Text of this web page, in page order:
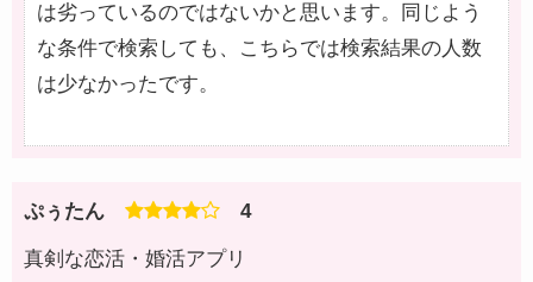
は劣っているのではないかと思います。同じよう
な条件で検索しても、こちらでは検索結果の人数
は少なかったです。
ぷぅたん 4
真剣な恋活・婚活アプリ